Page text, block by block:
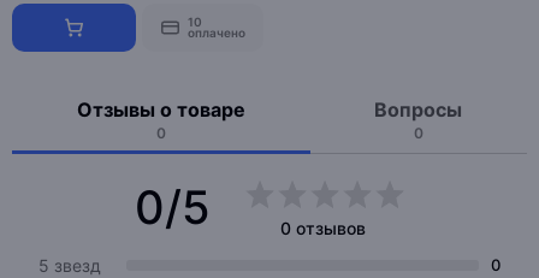
10
оплачено
Отзывы о товаре
0
Вопросы
0
0/5
0 отзывов
5 звезд
0